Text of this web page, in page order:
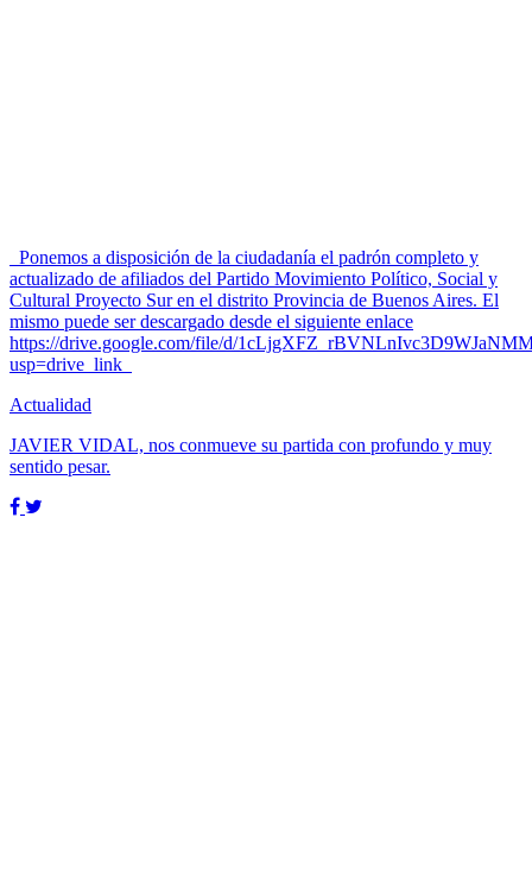
Ponemos a disposición de la ciudadanía el padrón completo y
actualizado de afiliados del Partido Movimiento Político, Social y
Cultural Proyecto Sur en el distrito Provincia de Buenos Aires. El
mismo puede ser descargado desde el siguiente enlace
https://drive.google.com/file/d/
usp=drive_link
Actualidad
JAVIER VIDAL, nos conmueve su partida con profundo y muy
sentido pesar.